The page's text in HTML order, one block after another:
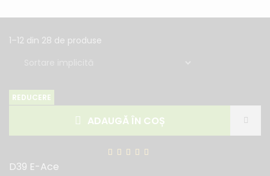
1–12 din 28 de produse
REDUCERE
ADAUGĂ ÎN COȘ
D39 E-Ace